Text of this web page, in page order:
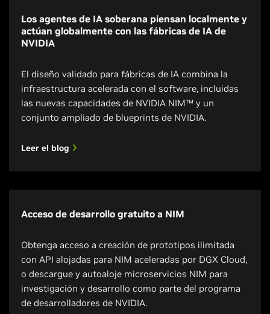
Los agentes de IA soberana piensan localmente y
actúan globalmente con las fábricas de IA de
NVIDIA
El diseño validado para fábricas de IA combina la
infraestructura acelerada con el software, incluidas
las nuevas capacidades de NVIDIA NIM™ y un
conjunto ampliado de blueprints de NVIDIA.
Leer el blog
Acceso de desarrollo gratuito a NIM
Obtenga acceso a creación de prototipos ilimitada
con API alojadas para NIM aceleradas por DGX Cloud,
o descargue y autoaloje microservicios NIM para
investigación y desarrollo como parte del programa
de desarrolladores de NVIDIA.